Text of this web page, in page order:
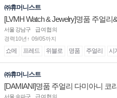
㈜휴머니스트
[LVMH Watch & Jewelry]명품 주얼
장/부점장/판매사원 채용
서울 강남구
급여협의
경력10년↑ 09/05까지
쇼메 프레드 위블로 명품 주얼리 시
㈜휴머니스트
[DAMIANI]명품 주얼리 다미아니 코
부점장/판매사원 채용
서울 송파구
급여협의